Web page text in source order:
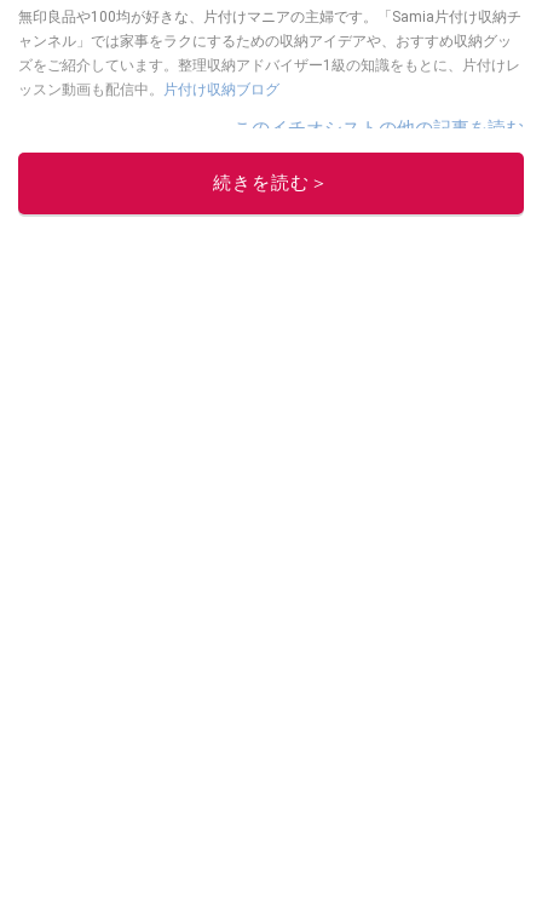
無印良品や100均が好きな、片付けマニアの主婦です。「Samia片付け収納チ
ャンネル」では家事をラクにするための収納アイデアや、おすすめ収納グッ
ズをご紹介しています。整理収納アドバイザー1級の知識をもとに、片付けレ
ッスン動画も配信中。
片付け収納ブログ
このイチオシストの他の記事を読む
続きを読む＞